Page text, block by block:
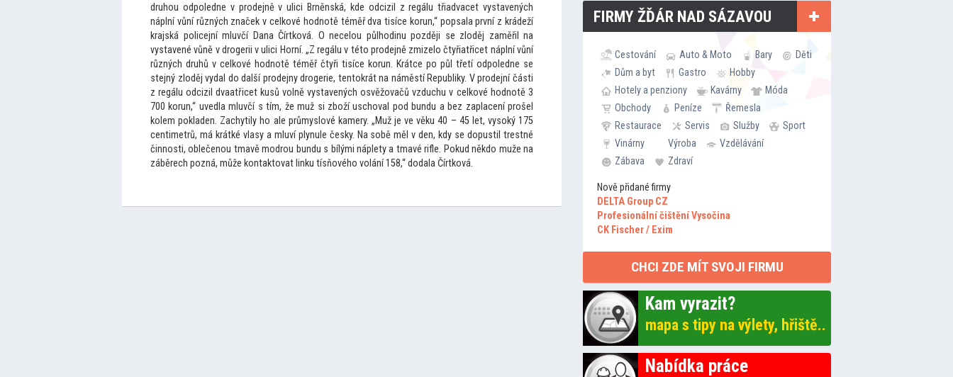
druhou odpoledne v prodejně v ulici Brněnská, kde odcizil z regálu třiadvacet vystavených
náplní vůní různých značek v celkové hodnotě téměř dva tisíce korun,“ popsala první z krádeží
krajská policejní mluvčí Dana Čírtková. O necelou půlhodinu později se zloděj zaměřil na
vystavené vůně v drogerii v ulici Horní. „Z regálu v této prodejně zmizelo čtyřiatřicet náplní vůní
různých druhů v celkové hodnotě téměř čtyři tisíce korun. Krátce po půl třetí odpoledne se
stejný zloděj vydal do další prodejny drogerie, tentokrát na náměstí Republiky. V prodejní části
z regálu odcizil dvaatřicet kusů volně vystavených osvěžovačů vzduchu v celkové hodnotě 3
700 korun,“ uvedla mluvčí s tím, že muž si zboží uschoval pod bundu a bez zaplacení prošel
kolem pokladen. Zachytily ho ale průmyslové kamery. „Muž je ve věku 40 – 45 let, vysoký 175
centimetrů, má krátké vlasy a mluví plynule česky. Na sobě měl v den, kdy se dopustil trestné
činnosti, oblečenou tmavě modrou bundu s bílými náplety a tmavé rifle. Pokud někdo muže na
záběrech pozná, může kontaktovat linku tísňového volání 158,“ dodala Čírtková.
FIRMY ŽĎÁR NAD SÁZAVOU
Cestování Auto & Moto Bary
Děti
Dům a byt
Gastro
Hobby
Hotely a penziony
Kavárny
Móda
Obchody
Peníze
Řemesla
Restaurace
Servis Služby
Sport
Vinárny
Výroba
Vzdělávání
Zábava
Zdraví
Nově přidané firmy
DELTA Group CZ
Profesionální čištění Vysočina
CK Fischer / Exim
CHCI ZDE MÍT SVOJI FIRMU
Kam vyrazit?
mapa s tipy na výlety, hřiště..
Nabídka práce